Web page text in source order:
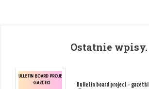
Ostatnie wpisy.
Bulletin board project – gazetki